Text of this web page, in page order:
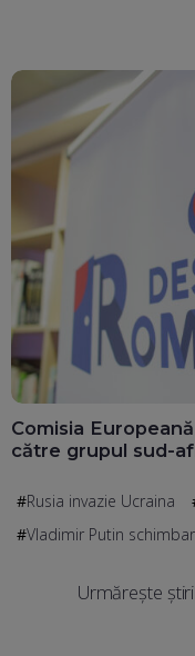
Comisia
către grupul sud-
Rusia invazie Ucraina
Vladimir Putin
Urmărește